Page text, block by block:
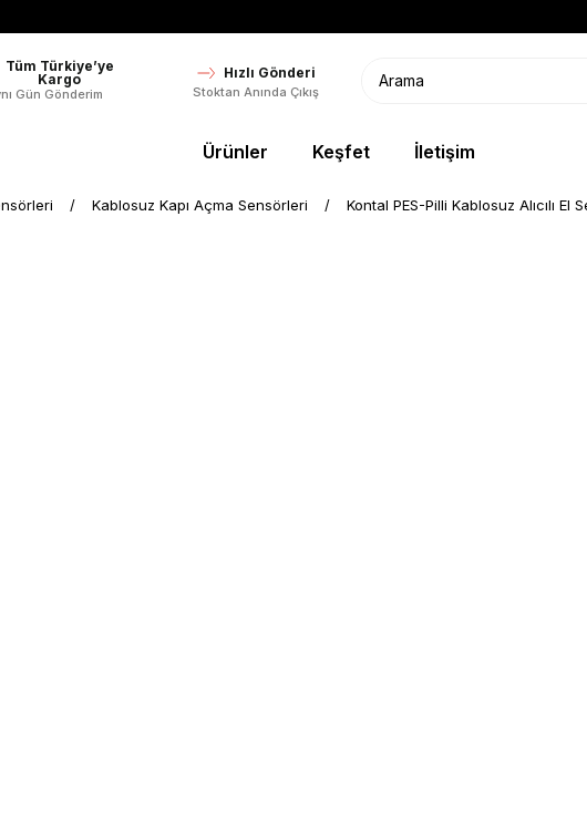
Tüm Türkiye’ye
Kargo
Gün Gönderim
Hızlı Gönderi
Stoktan Anında Çıkış
Ürünler Keşfet İletişim
Kablosuz Kapı Açma Sensörleri Kontal PES-Pilli Kablosuz Alıcılı El